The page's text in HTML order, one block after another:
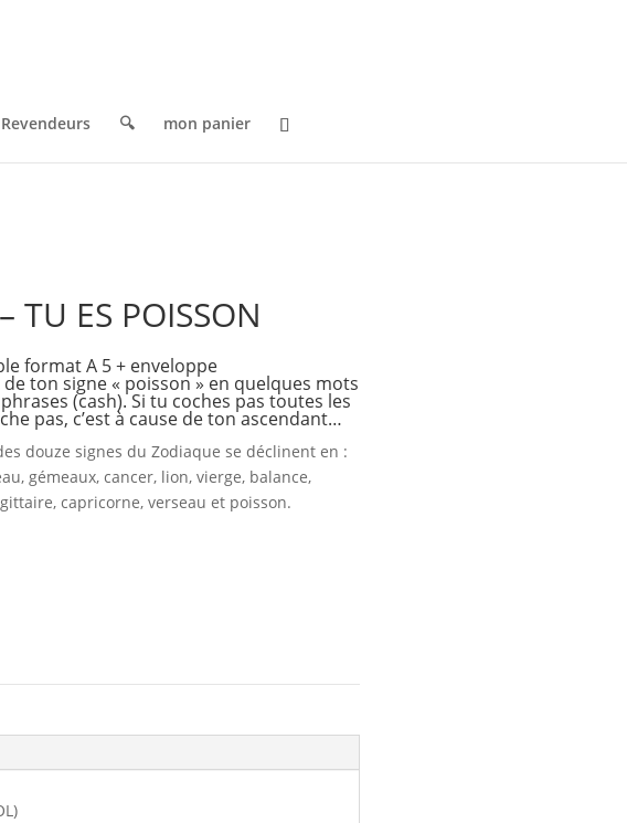
Revendeurs 🔍 mon panier
TU ES POISSON
format A 5 + enveloppe
ton signe « poisson » en quelques mots
(cash). Si tu coches pas toutes les
pas, c’est à cause de ton ascendant…
douze signes du Zodiaque se déclinent en :
gémeaux, cancer, lion, vierge, balance,
capricorne, verseau et poisson.